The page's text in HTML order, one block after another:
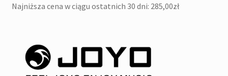
wynosiła:wynosi:
Najniższa cena w ciągu ostatnich 30 dni: 285,00zł